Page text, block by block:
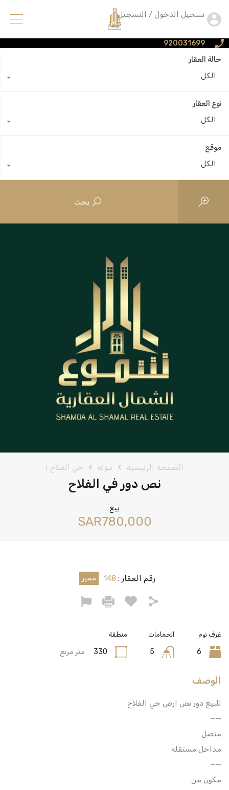
920031699
تسجيل الدخول / التسجيل
حالة العقار
الكل
نوع العقار
الكل
موقع
الكل
بحث
الصفحة الرئيسية تبوك حي الفلاح ١
نص دور في الفلاح
بيع
‪SAR780,000
رقم العقار : 148 مميز
غرف نوم
6
الحمامات
5
منطقة
330 متر مربع
الوصف
للبيع دور نص ارض حي الفلاح
——
متصل
مداخل مستقله
——
مكون من